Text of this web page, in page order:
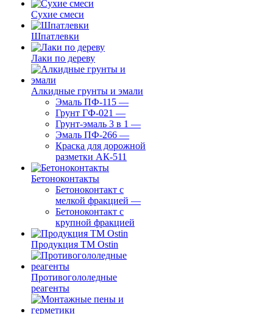
Сухие смеси
Шпатлевки
Лаки по дереву
Алкидные грунты и эмали
Эмаль ПФ-115 —
Грунт ГФ-021 —
Грунт-эмаль 3 в 1 —
Эмаль ПФ-266 —
Краска для дорожной
разметки АК-511
Бетоноконтакты
Бетоноконтакт с
мелкой фракцией —
Бетоноконтакт с
крупной фракцией
Продукция ТМ Ostin
Противогололедные
реагенты